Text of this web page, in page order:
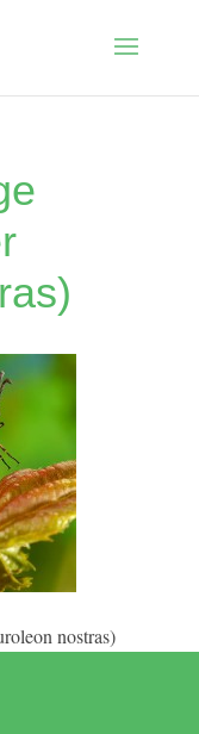
nostras)